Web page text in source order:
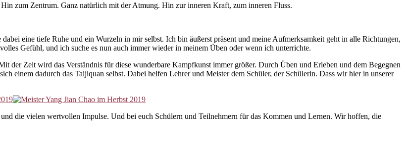
zum Zentrum. Ganz natürlich mit der Atmung. Hin zur inneren Kraft, zum inneren Fluss.
eine tiefe Ruhe und ein Wurzeln in mir selbst. Ich bin äußerst präsent und meine Aufmerksamkeit geht in alle Richtungen,
Gefühl, und ich suche es nun auch immer wieder in meinem Üben oder wenn ich unterrichte.
der Zeit wird das Verständnis für diese wunderbare Kampfkunst immer größer. Durch Üben und Erleben und dem Begegnen
einem dadurch das Taijiquan selbst. Dabei helfen Lehrer und Meister dem Schüler, der Schülerin. Dass wir hier in unserer
die vielen wertvollen Impulse. Und bei euch Schülern und Teilnehmern für das Kommen und Lernen. Wir hoffen, die